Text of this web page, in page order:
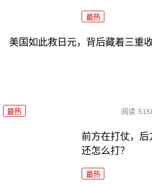
最热
美国如此救日元，背后藏着三重
最热 阅读
前方在打仗，后
还怎么打？
最热